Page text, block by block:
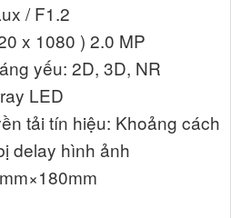
/ F1.2
x 1080 ) 2.0 MP
yếu: 2D, 3D, NR
LED
tải tín hiệu: Khoảng cách
delay hình ảnh